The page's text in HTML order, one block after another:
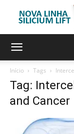
Início Tags
Tag:
and Cancer